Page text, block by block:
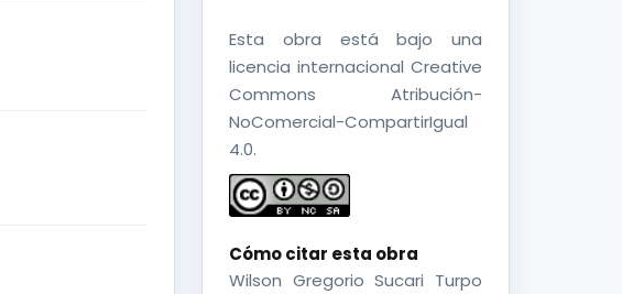
Esta obra está bajo una
licencia internacional Creative
Commons Atribución-
NoComercial-CompartirIgual
4.0.
Cómo citar esta obra
Wilson Gregorio Sucari Turpo